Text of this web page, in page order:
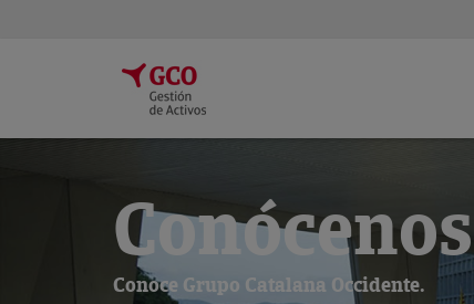
Conócenos
Conoce Grupo Catalana Occidente.